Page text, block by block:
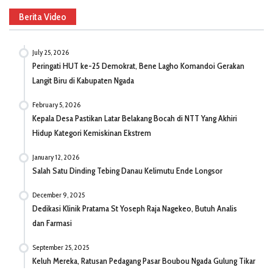
Berita Video
July 25, 2026
Peringati HUT ke-25 Demokrat, Bene Lagho Komandoi Gerakan
Langit Biru di Kabupaten Ngada
February 5, 2026
Kepala Desa Pastikan Latar Belakang Bocah di NTT Yang Akhiri
Hidup Kategori Kemiskinan Ekstrem
January 12, 2026
Salah Satu Dinding Tebing Danau Kelimutu Ende Longsor
December 9, 2025
Dedikasi Klinik Pratama St Yoseph Raja Nagekeo, Butuh Analis
dan Farmasi
September 25, 2025
Keluh Mereka, Ratusan Pedagang Pasar Boubou Ngada Gulung Tikar